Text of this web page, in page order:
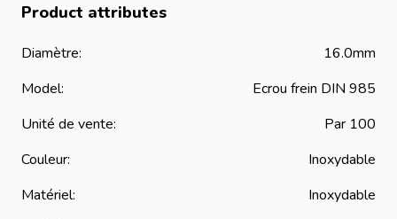
Product attributes
Diamètre:
16.0mm
Model:
Ecrou frein DIN 985
Unité de vente:
Par 100
Couleur:
Inoxydable
Matériel:
Inoxydable